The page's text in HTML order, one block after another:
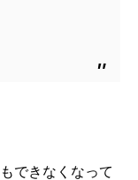
できなくなって